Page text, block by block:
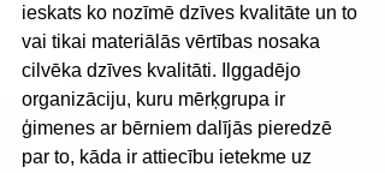
ieskats ko nozīmē dzīves kvalitāte un to
vai tikai materiālās vērtības nosaka
cilvēka dzīves kvalitāti. Ilggadējo
organizāciju, kuru mērķgrupa ir
ģimenes ar bērniem dalījās pieredzē
par to, kāda ir attiecību ietekme uz